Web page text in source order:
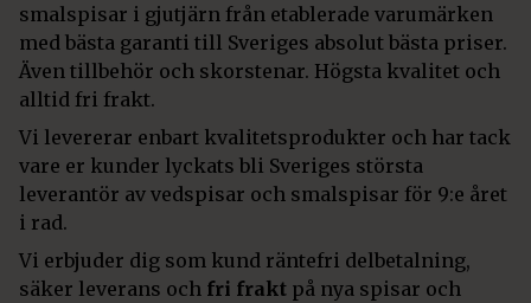
smalspisar i gjutjärn från etablerade varumärken
med bästa garanti till Sveriges absolut bästa priser.
Även tillbehör och skorstenar. Högsta kvalitet och
alltid fri frakt.
Vi levererar enbart kvalitetsprodukter och har tack
vare er kunder lyckats bli Sveriges största
leverantör av vedspisar och smalspisar för 9:e året
i rad.
Vi erbjuder dig som kund räntefri delbetalning,
säker leverans och fri frakt på nya spisar och